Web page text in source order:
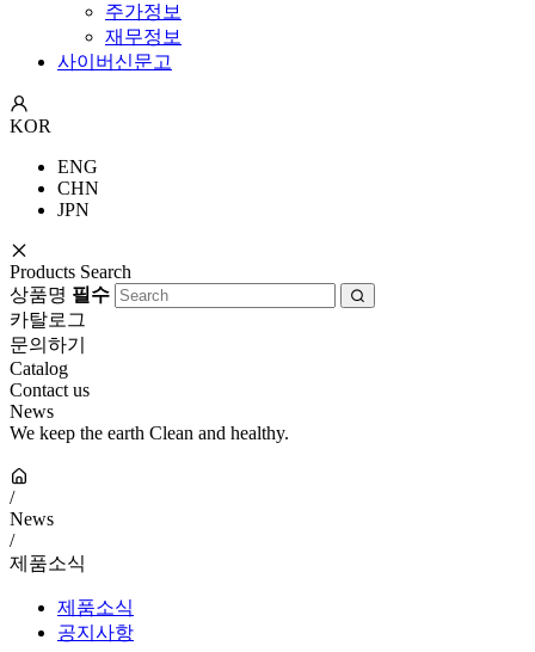
주가정보
재무정보
사이버신문고
KOR
ENG
CHN
JPN
Products Search
상품명 필수
카탈로그
문의하기
Catalog
Contact us
News
We keep the earth Clean and healthy.
/
News
/
제품소식
제품소식
공지사항